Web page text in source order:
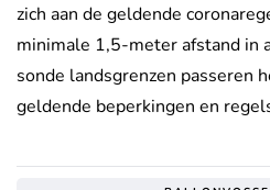
zich aan de geldende
minimale 1,5-meter afstand in
sonde landsgrenzen passeren
geldende beperkingen en